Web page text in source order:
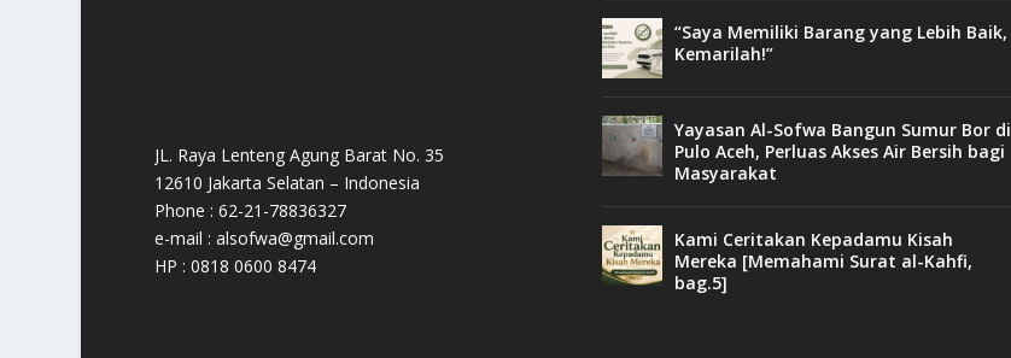
JL. Raya Lenteng Agung Barat No. 35
12610 Jakarta Selatan – Indonesia
Phone : 62-21-78836327
e-mail : alsofwa@gmail.com
HP : 0818 0600 8474
“Saya Memiliki Barang yang Lebih Baik,
Kemarilah!”
Yayasan Al-Sofwa Bangun Sumur Bor di
Pulo Aceh, Perluas Akses Air Bersih bagi
Masyarakat
Kami Ceritakan Kepadamu Kisah
Mereka [Memahami Surat al-Kahfi,
bag.5]